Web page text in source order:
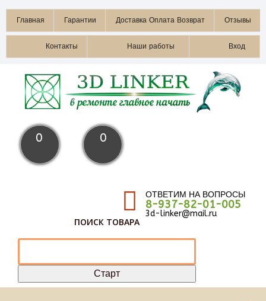
Главная Гарантии Доставка Оплата Возврат Отзывы
Контакты Наши работы Вход
0 0
ОТВЕТИМ НА ВОПРОСЫ
8-937-82-01-005
3d-linker@mail.ru
ПОИСК ТОВАРА